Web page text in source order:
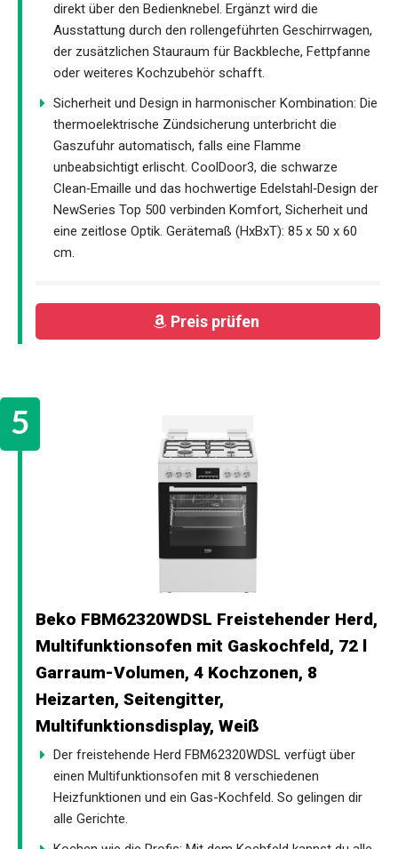
direkt über den Bedienknebel. Ergänzt wird die
Ausstattung durch den rollengeführten Geschirrwagen,
der zusätzlichen Stauraum für Backbleche, Fettpfanne
oder weiteres Kochzubehör schafft.
Sicherheit und Design in harmonischer Kombination: Die
thermoelektrische Zündsicherung unterbricht die
Gaszufuhr automatisch, falls eine Flamme
unbeabsichtigt erlischt. CoolDoor3, die schwarze
Clean‑Emaille und das hochwertige Edelstahl‑Design der
NewSeries Top 500 verbinden Komfort, Sicherheit und
eine zeitlose Optik. Gerätemaß (HxBxT): 85 x 50 x 60
cm.
Preis prüfen
Beko FBM62320WDSL Freistehender Herd,
Multifunktionsofen mit Gaskochfeld, 72 l
Garraum-Volumen, 4 Kochzonen, 8
Heizarten, Seitengitter,
Multifunktionsdisplay, Weiß
Der freistehende Herd FBM62320WDSL verfügt über
einen Multifunktionsofen mit 8 verschiedenen
Heizfunktionen und ein Gas-Kochfeld. So gelingen dir
alle Gerichte.